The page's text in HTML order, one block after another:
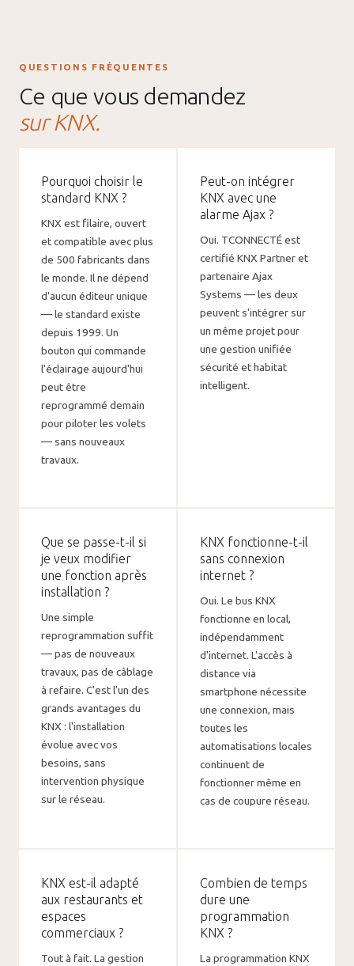
QUESTIONS FRÉQUENTES
Ce que vous demandez
sur KNX.
Pourquoi choisir le
standard KNX ?
KNX est filaire, ouvert
et compatible avec plus
de 500 fabricants dans
le monde. Il ne dépend
d'aucun éditeur unique
— le standard existe
depuis 1999. Un
bouton qui commande
l'éclairage aujourd'hui
peut être
reprogrammé demain
pour piloter les volets
— sans nouveaux
travaux.
Peut-on intégrer
KNX avec une
alarme Ajax ?
Oui. TCONNECTÉ est
certifié KNX Partner et
partenaire Ajax
Systems — les deux
peuvent s'intégrer sur
un même projet pour
une gestion unifiée
sécurité et habitat
intelligent.
Que se passe-t-il si
je veux modifier
une fonction après
installation ?
Une simple
reprogrammation suffit
— pas de nouveaux
travaux, pas de câblage
à refaire. C'est l'un des
grands avantages du
KNX : l'installation
évolue avec vos
besoins, sans
intervention physique
sur le réseau.
KNX fonctionne-t-il
sans connexion
internet ?
Oui. Le bus KNX
fonctionne en local,
indépendamment
d'internet. L'accès à
distance via
smartphone nécessite
une connexion, mais
toutes les
automatisations locales
continuent de
fonctionner même en
cas de coupure réseau.
KNX est-il adapté
aux restaurants et
espaces
commerciaux ?
Tout à fait. La gestion
Combien de temps
dure une
programmation
KNX ?
La programmation KNX